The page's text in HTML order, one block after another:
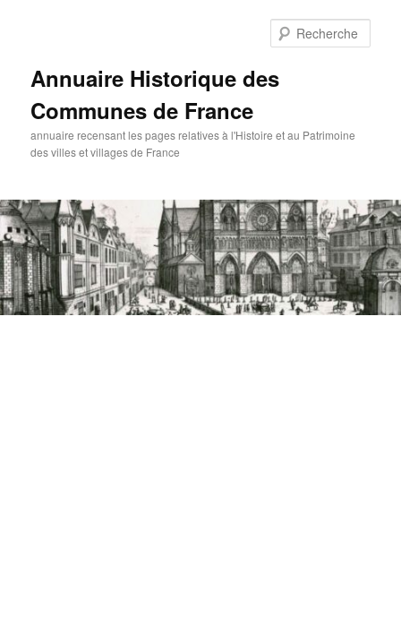
Annuaire Historique des
Communes de France
annuaire recensant les pages relatives à l'Histoire et au Patrimoine
des villes et villages de France